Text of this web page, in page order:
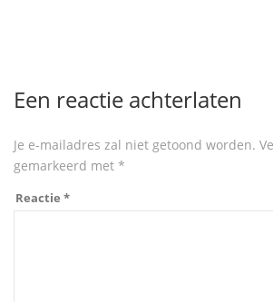
Een reactie achterlaten
Je e-mailadres zal niet getoond worden.
gemarkeerd met *
Reactie *